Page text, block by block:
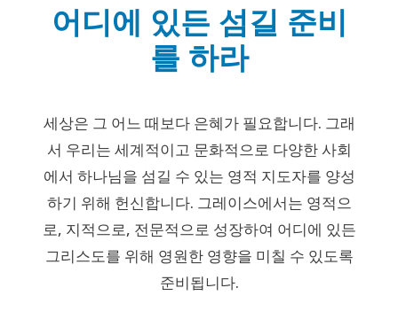
어디에 있든 섬길 준비
를 하라
세상은 그 어느 때보다 은혜가 필요합니다. 그래
서 우리는 세계적이고 문화적으로 다양한 사회
에서 하나님을 섬길 수 있는 영적 지도자를 양성
하기 위해 헌신합니다. 그레이스에서는 영적으
로, 지적으로, 전문적으로 성장하여 어디에 있든
그리스도를 위해 영원한 영향을 미칠 수 있도록
준비됩니다.